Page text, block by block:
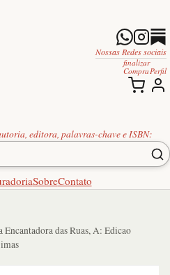
editora, palavras-chave e ISBN:
SobreContato
Nossas Redes sociais
finalizar
Compra Perfil
das Ruas, A: Edicao